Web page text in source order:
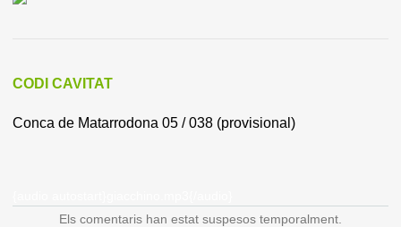
CODI CAVITAT
Conca de Matarrodona 05 / 038 (provisional)
Els comentaris han estat suspesos temporalment.